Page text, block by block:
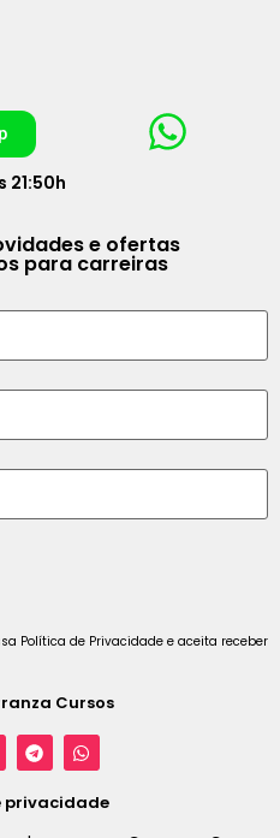
21:50h
e ofertas
para carreiras
Política de Privacidade e aceita receber
Cursos
privacidade